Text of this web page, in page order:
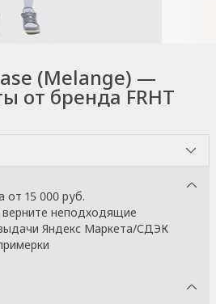
(Melange) —
от бренда FRHT
от 15 000 руб.
неподходящие
Яндекс Маркета/СДЭК